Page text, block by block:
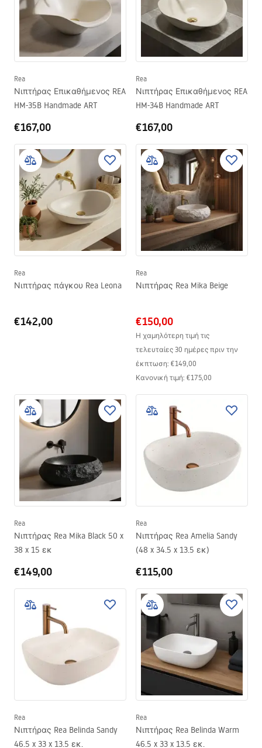
Rea
Νιπτήρας Επικαθήμενος REA
HM-35B Handmade ART
€167,00
Rea
Νιπτήρας Επικαθήμενος REA
HM-34B Handmade ART
€167,00
Rea
Νιπτήρας πάγκου Rea Leona
€142,00
Rea
Νιπτήρας Rea Mika Beige
€150,00
Η χαμηλότερη τιμή τις
τελευταίες 30 ημέρες πριν την
έκπτωση: €149,00
Κανονική τιμή: €175,00
Rea
Νιπτήρας Rea Mika Black 50 x
38 x 15 εκ
€149,00
Rea
Νιπτήρας Rea Amelia Sandy
(48 x 34.5 x 13.5 εκ)
€115,00
Rea
Νιπτήρας Rea Belinda Sandy
46.5 x 33 x 13.5 εκ.
Rea
Νιπτήρας Rea Belinda Warm
46.5 x 33 x 13.5 εκ.